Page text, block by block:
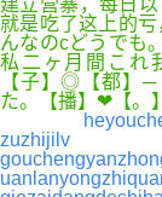
建立营寨，每日
就是吃了这上的
んなのcどうでも
私二ヶ月間これ
【子】◎【都】─
た。【播】❤【。】